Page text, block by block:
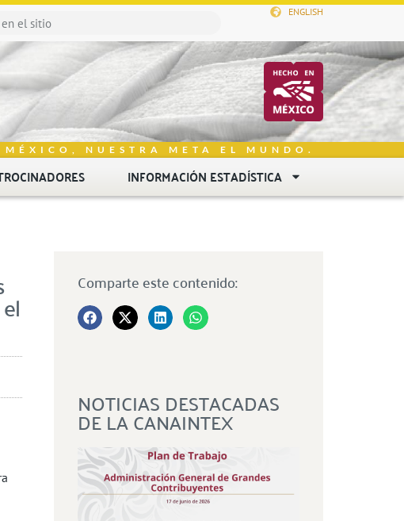
ENGLISH
NUESTRA META EL MUNDO.
INFORMACIÓN ESTADÍSTICA
Comparte este contenido:
NOTICIAS DESTACADAS
DE LA CANAINTEX